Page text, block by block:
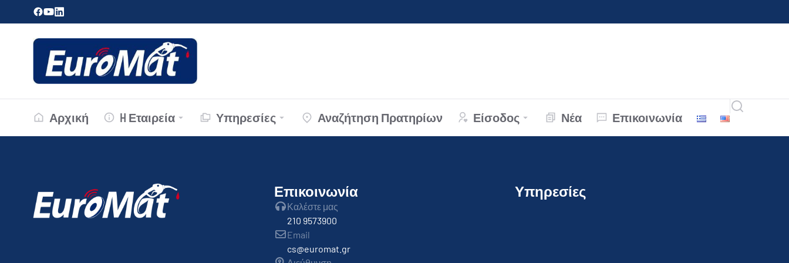
Αρχική H Εταιρεία Υπηρεσίες Αναζήτηση Πρατηρίων Είσοδος Νέα Επικοινωνία
Επικοινωνία
Καλέστε μας
210 9573900
Email
cs@euromat.gr
Υπηρεσίες